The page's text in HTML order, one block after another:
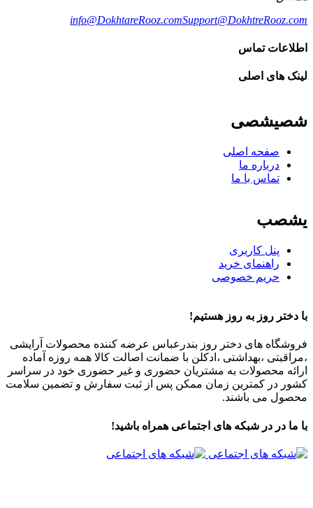
info@DokhtareRooz.comSupport@DokhtreRooz.com
اطلاعات تماس
لینک های اصلی
شصیشصی
صفحه اصلی
درباره ما
تماس با ما
یشصب
پنل کاربری
راهنمای خرید
حریم خصوصی
با دختر روز به روز هستیم!
فروشگاه های دختر روز بندرعباس عرضه کننده محصولات آرایشی
،مراقبتی ،بهداشتی ،ادکلن با ضمانت اصالت کالا همه روزه آماده
ارائه محصولات به مشتریان حضوری و غیر حضوری خود در سراسر
کشور در کمترین زمان ممکن پس از ثبت سفارش و تضمین سلامت
محصول می باشند.
با ما در در شبکه های اجتماعی همراه باشید!